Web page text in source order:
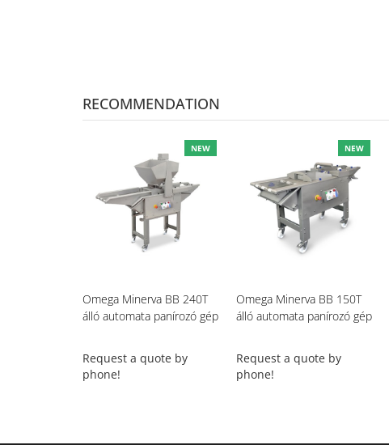
RECOMMENDATION
NEW
Omega Minerva BB 240T
álló automata panírozó gép
Request a quote by
phone!
NEW
Omega Minerva BB 150T
álló automata panírozó gép
Request a quote by
phone!